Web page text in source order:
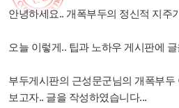
안녕하세요.. 개폭부두의 정신적 지주
오늘 이렇게.. 팁과 노하우 게시판에
부두게시판의 근성문군님의 개폭부
보고자.. 글을 작성하였습니다...